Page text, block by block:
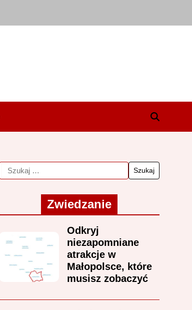
Zwiedzanie
Odkryj
niezapomniane
atrakcje w
Małopolsce, które
musisz zobaczyć